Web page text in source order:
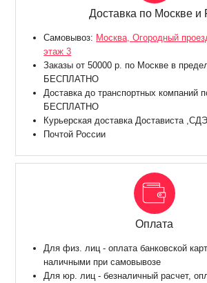
Доставка по Москве и
Самовывоз: Москва, Огородный
этаж 3
Заказы от 50000 р. по Москве в
БЕСПЛАТНО
Доставка до транспортных компаний
БЕСПЛАТНО
Курьерская доставка Достависта
Почтой России
Оплата
Для физ. лиц - оплата банковской
наличными при самовывозе
Для юр. лиц - безналичный расчет,